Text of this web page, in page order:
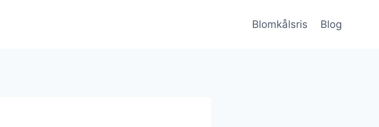
Blomkålsris Blog